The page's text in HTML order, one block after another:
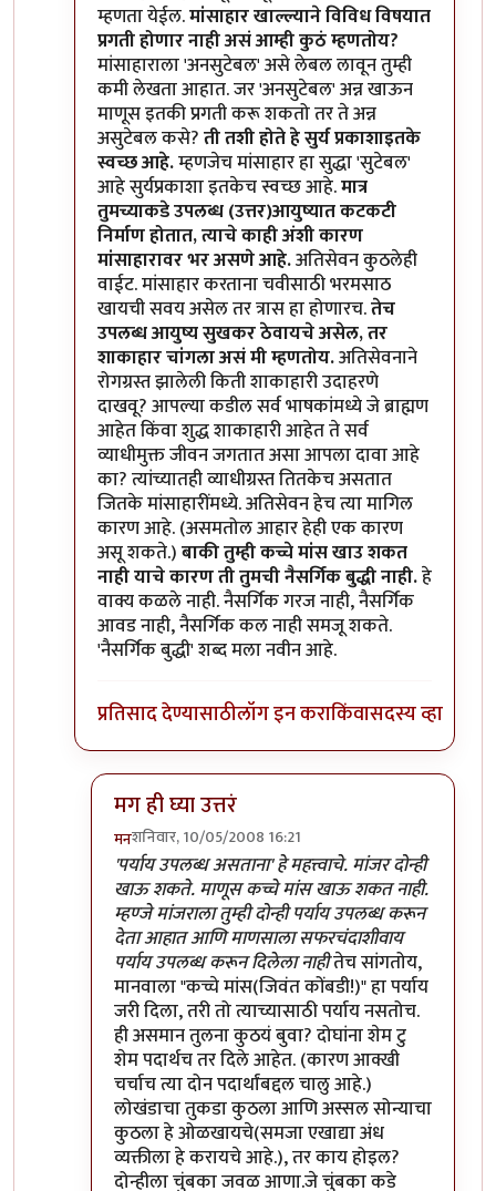
म्हणता येईल.मांसाहार खाल्ल्याने विविध विषयात
प्रगती होणार नाही असं आम्ही कुठं म्हणतोय?
मांसाहाराला 'अनसुटेबल' असे लेबल लावून तुम्ही
कमी लेखता आहात. जर 'अनसुटेबल' अन्न खाऊन
माणूस इतकी प्रगती करू शकतो तर ते अन्न
असुटेबल कसे?ती तशी होते हे सुर्य प्रकाशाइतके
स्वच्छ आहे.म्हणजेच मांसाहार हा सुद्धा 'सुटेबल'
आहे सुर्यप्रकाशा इतकेच स्वच्छ आहे.मात्र
तुमच्याकडे उपलब्ध (उत्तर)आयुष्यात कटकटी
निर्माण होतात, त्याचे काही अंशी कारण
मांसाहारावर भर असणे आहे.अतिसेवन कुठलेही
वाईट. मांसाहार करताना चवीसाठी भरमसाठ
खायची सवय असेल तर त्रास हा होणारच.तेच
उपलब्ध आयुष्य सुखकर ठेवायचे असेल, तर
शाकाहार चांगला असं मी म्हणतोय.अतिसेवनाने
रोगग्रस्त झालेली किती शाकाहारी उदाहरणे
दाखवू? आपल्या कडील सर्व भाषकांमध्ये जे ब्राह्मण
आहेत किंवा शुद्ध शाकाहारी आहेत ते सर्व
व्याधीमुक्त जीवन जगतात असा आपला दावा आहे
का? त्यांच्यातही व्याधीग्रस्त तितकेच असतात
जितके मांसाहारींमध्ये. अतिसेवन हेच त्या मागिल
कारण आहे. (असमतोल आहार हेही एक कारण
असू शकते.)बाकी तुम्ही कच्चे मांस खाउ शकत
नाही याचे कारण ती तुमची नैसर्गिक बुद्धी नाही.हे
वाक्य कळले नाही. नैसर्गिक गरज नाही, नैसर्गिक
आवड नाही, नैसर्गिक कल नाही समजू शकते.
'नैसर्गिक बुद्धी' शब्द मला नवीन आहे.
प्रतिसाद देण्यासाठीलॉग इन कराकिंवासदस्य व्हा
मग ही घ्या उत्तरं
मनशनिवार, 10/05/2008 16:21
In reply toमीbyप्रभाकर पेठकर
'पर्याय उपलब्ध असताना' हे महत्त्वाचे. मांजर दोन्ही
खाऊ शकते. माणूस कच्चे मांस खाऊ शकत नाही.
म्हण्जे मांजराला तुम्ही दोन्ही पर्याय उपलब्ध करून
देता आहात आणि माणसाला सफरचंदाशीवाय
पर्याय उपलब्ध करून दिलेला नाहीतेच सांगतोय,
मानवाला "कच्चे मांस(जिवंत कोंबडी!)" हा पर्याय
जरी दिला, तरी तो त्याच्यासाठी पर्याय नसतोच.
ही असमान तुलना कुठयं बुवा? दोघांना शेम टु
शेम पदार्थच तर दिले आहेत. (कारण आक्खी
चर्चाच त्या दोन पदार्थांबद्दल चालु आहे.)
लोखंडाचा तुकडा कुठला आणि अस्सल सोन्याचा
कुठला हे ओळखायचे(समजा एखाद्या अंध
व्यक्तीला हे करायचे आहे.), तर काय होइल?
दोन्हीला चुंबका जवळ आणा.जे चुंबका कडे